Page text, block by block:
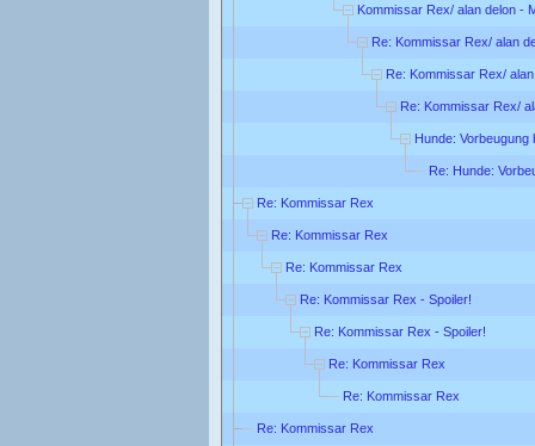
Kommissar Rex/ alan delon -
Re: Kommissar Rex/ alan
Re: Kommissar Rex/
Re: Kommissar Rex/
Hunde: Vorbeugung
Re: Hunde:
Re: Kommissar Rex
Re: Kommissar Rex
Re: Kommissar Rex
Re: Kommissar Rex - Spoiler!
Re: Kommissar Rex - Spoiler!
Re: Kommissar Rex
Re: Kommissar Rex
Re: Kommissar Rex